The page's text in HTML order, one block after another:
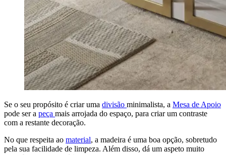
Se o seu propósito é criar uma divisão minimalista, a Mesa de Apoio
pode ser a peça mais arrojada do espaço, para criar um contraste
com a restante decoração.
No que respeita ao material, a madeira é uma boa opção, sobretudo
pela sua facilidade de limpeza. Além disso, dá um aspeto muito